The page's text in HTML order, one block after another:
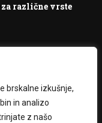
brskalne izkušnje,
in analizo
z našo
različne vrste